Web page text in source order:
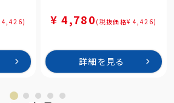
4,426) ¥ 4,780 (税抜価格¥ 4,426)
詳細を見る